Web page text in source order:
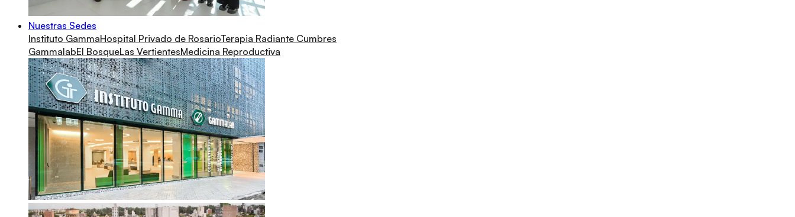
Nuestras Sedes
Instituto GammaHospital Privado de RosarioTerapia Radiante Cumbres
GammalabEl BosqueLas VertientesMedicina Reproductiva